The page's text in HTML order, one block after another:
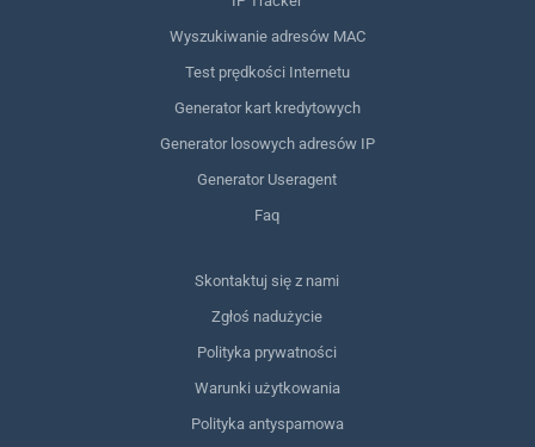
Wyszukiwanie adresów MAC
Test prędkości Internetu
Generator kart kredytowych
Generator losowych adresów IP
Generator Useragent
Faq
Skontaktuj się z nami
Zgłoś nadużycie
Polityka prywatności
Warunki użytkowania
Polityka antyspamowa